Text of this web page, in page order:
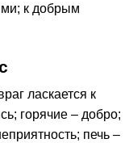
к добрым
ласкается к
горячие – добро;
печь –